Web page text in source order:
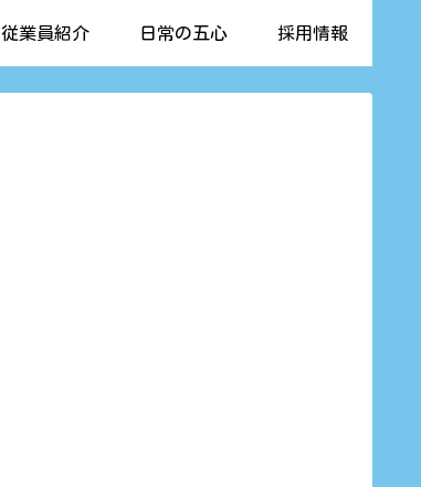
従業員紹介 日常の五心 採用情報